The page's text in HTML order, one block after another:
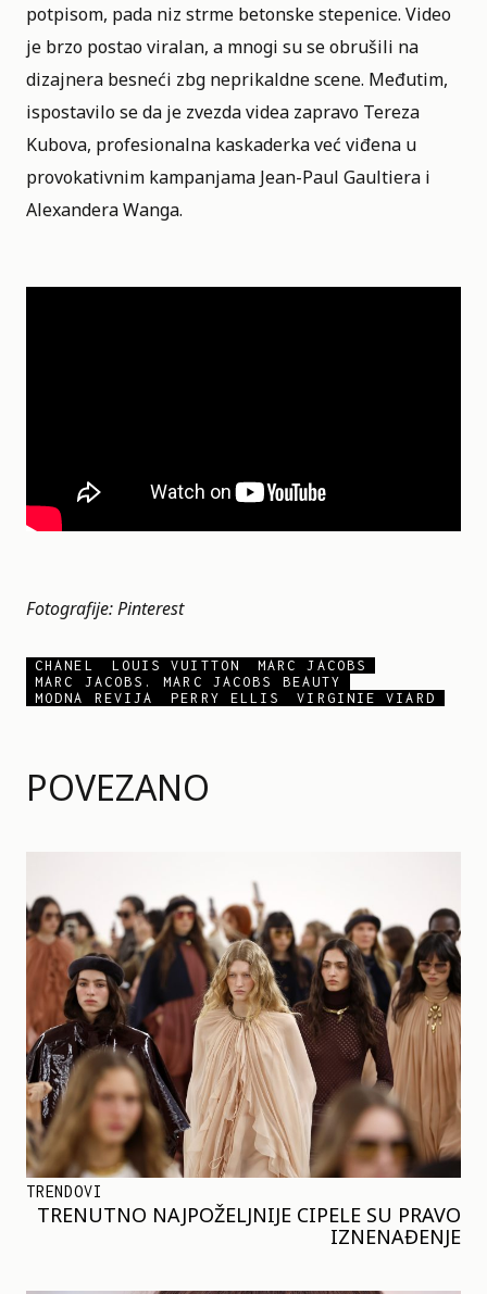
POVEZANO
TRENDOVI
TRENUTNO NAJPOŽELJNIJE CIPELE SU PRAVO
IZNENAĐENJE
potpisom, pada niz strme betonske stepenice. Video
je brzo postao viralan, a mnogi su se obrušili na
dizajnera besneći zbg neprikaldne scene. Međutim,
ispostavilo se da je zvezda videa zapravo Tereza
Kubova, profesionalna kaskaderka već viđena u
provokativnim kampanjama Jean-Paul Gaultiera i
Alexandera Wanga.
Fotografije: Pinterest
CHANEL LOUIS VUITTON
MARC JACOBS
MARC JACOBS. MARC JACOBS BEAUTY
MODNA REVIJA
PERRY ELLIS VIRGINIE VIARD